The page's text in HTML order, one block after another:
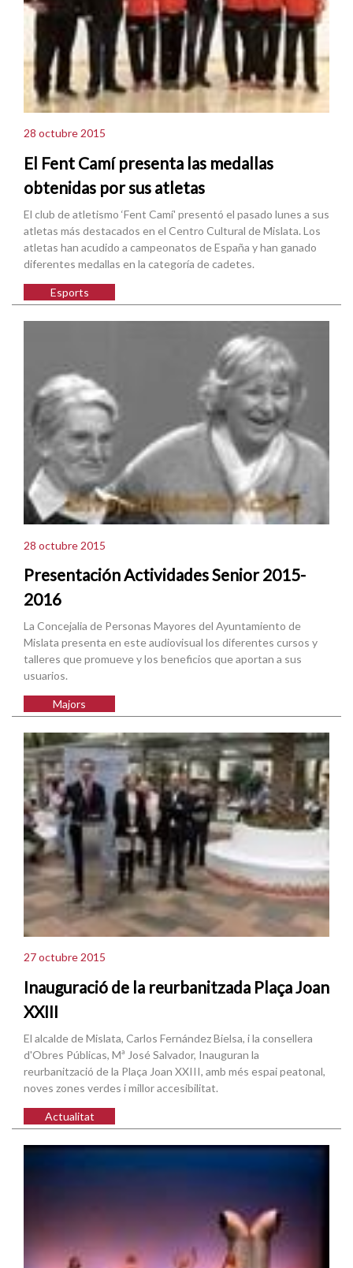
28 octubre 2015
El Fent Camí presenta las medallas
obtenidas por sus atletas
El club de atletismo ‘Fent Camí' presentó el pasado lunes a sus
atletas más destacados en el Centro Cultural de Mislata. Los
atletas han acudido a campeonatos de España y han ganado
diferentes medallas en la categoría de cadetes.
Esports
28 octubre 2015
Presentación Actividades Senior 2015-
2016
La Concejalia de Personas Mayores del Ayuntamiento de
Mislata presenta en este audiovisual los diferentes cursos y
talleres que promueve y los beneficios que aportan a sus
usuarios.
Majors
27 octubre 2015
Inauguració de la reurbanitzada Plaça Joan
XXIII
El alcalde de Mislata, Carlos Fernández Bielsa, i la consellera
d'Obres Públicas, Mª José Salvador, Inauguran la
reurbanització de la Plaça Joan XXIII, amb més espai peatonal,
noves zones verdes i millor accesibilitat.
Actualitat